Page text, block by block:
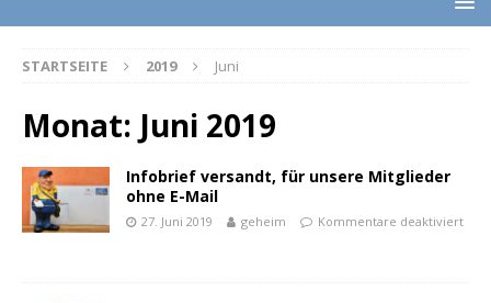
STARTSEITE 2019 Juni
Monat: Juni 2019
Infobrief versandt, für unsere Mitglieder
ohne E-Mail
27. Juni 2019 geheim Kommentare deaktiviert